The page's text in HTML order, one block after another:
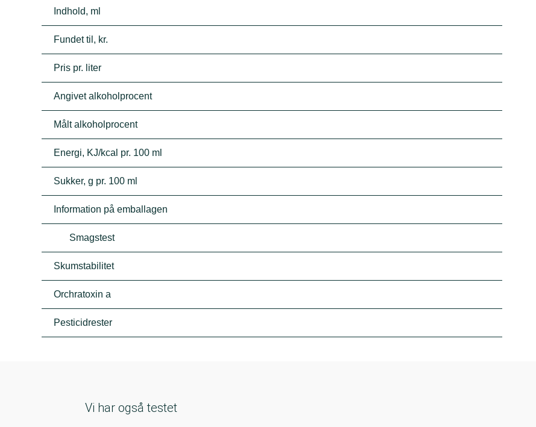
Indhold, ml
Fundet til, kr.
Pris pr. liter
Angivet alkoholprocent
Målt alkoholprocent
Energi, KJ/kcal pr. 100 ml
Sukker, g pr. 100 ml
Information på emballagen
Smagstest
Skumstabilitet
Orchratoxin a
Pesticidrester
Vi har også testet